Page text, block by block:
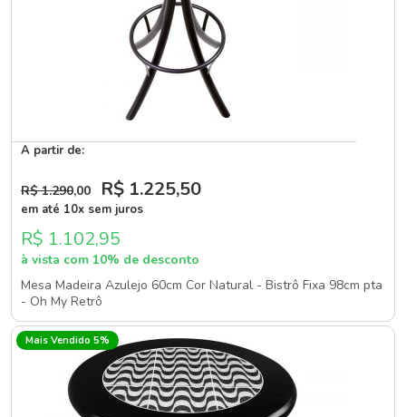
A partir de:
R$ 1.290,00 R$ 1.225,50
em até 10x sem juros
R$ 1.102,95
à vista com 10% de desconto
Mesa Madeira Azulejo 60cm Cor Natural - Bistrô Fixa 98cm pta
- Oh My Retrô
Mais Vendido 5%